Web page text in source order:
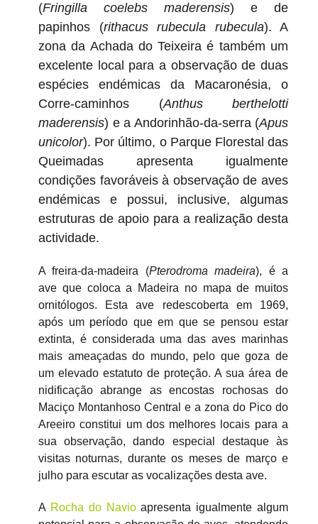
(Fringilla coelebs maderensis) e de
papinhos (rithacus rubecula rubecula). A
zona da Achada do Teixeira é também um
excelente local para a observação de duas
espécies endémicas da Macaronésia, o
Corre-caminhos (Anthus berthelotti
maderensis) e a Andorinhão-da-serra (Apus
unicolor). Por último, o Parque Florestal das
Queimadas apresenta igualmente
condições favoráveis à observação de aves
endémicas e possui, inclusive, algumas
estruturas de apoio para a realização desta
actividade.
A freira-da-madeira (Pterodroma madeira), é a
ave que coloca a Madeira no mapa de muitos
ornitólogos. Esta ave redescoberta em 1969,
após um período que em que se pensou estar
extinta, é considerada uma das aves marinhas
mais ameaçadas do mundo, pelo que goza de
um elevado estatuto de proteção. A sua área de
nidificação abrange as encostas rochosas do
Maciço Montanhoso Central e a zona do Pico do
Areeiro constitui um dos melhores locais para a
sua observação, dando especial destaque às
visitas noturnas, durante os meses de março e
julho para escutar as vocalizações desta ave.
A Rocha do Navioapresenta igualmente algum